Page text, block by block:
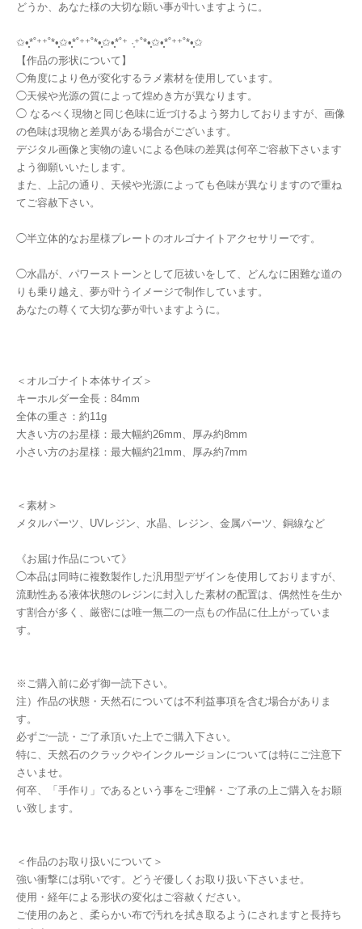
どうか、あなた様の大切な願い事が叶いますように。
✩•̩̩͙*˚⁺⁺˚*•̩̩͙✩•̩̩͙*˚⁺⁺˚*•̩̩͙✩•̩̩͙*˚⁺ ·͙⁺˚*•̩̩͙✩•̩̩͙*˚⁺⁺˚*•̩̩͙✩
【作品の形状について】
◯角度により色が変化するラメ素材を使用しています。
◯天候や光源の質によって煌めき方が異なります。
◯ なるべく現物と同じ色味に近づけるよう努力しておりますが、画像
の色味は現物と差異がある場合がございます。
デジタル画像と実物の違いによる色味の差異は何卒ご容赦下さいます
よう御願いいたします。
また、上記の通り、天候や光源によっても色味が異なりますので重ね
てご容赦下さい。
◯半立体的なお星様プレートのオルゴナイトアクセサリーです。
◯水晶が、パワーストーンとして厄祓いをして、どんなに困難な道の
りも乗り越え、夢が叶うイメージで制作しています。
あなたの尊くて大切な夢が叶いますように。
＜オルゴナイト本体サイズ＞
キーホルダー全長：84mm
全体の重さ：約11g
大きい方のお星様：最大幅約26mm、厚み約8mm
小さい方のお星様：最大幅約21mm、厚み約7mm
＜素材＞
メタルパーツ、UVレジン、水晶、レジン、金属パーツ、銅線など
《お届け作品について》
◯本品は同時に複数製作した汎用型デザインを使用しておりますが、
流動性ある液体状態のレジンに封入した素材の配置は、偶然性を生か
す割合が多く、厳密には唯一無二の一点もの作品に仕上がっていま
す。
※ご購入前に必ず御一読下さい。
注）作品の状態・天然石については不利益事項を含む場合がありま
す。
必ずご一読・ご了承頂いた上でご購入下さい。
特に、天然石のクラックやインクルージョンについては特にご注意下
さいませ。
何卒、「手作り」であるという事をご理解・ご了承の上ご購入をお願
い致します。
＜作品のお取り扱いについて＞
強い衝撃には弱いです。どうぞ優しくお取り扱い下さいませ。
使用・経年による形状の変化はご容赦ください。
ご使用のあと、柔らかい布で汚れを拭き取るようにされますと長持ち